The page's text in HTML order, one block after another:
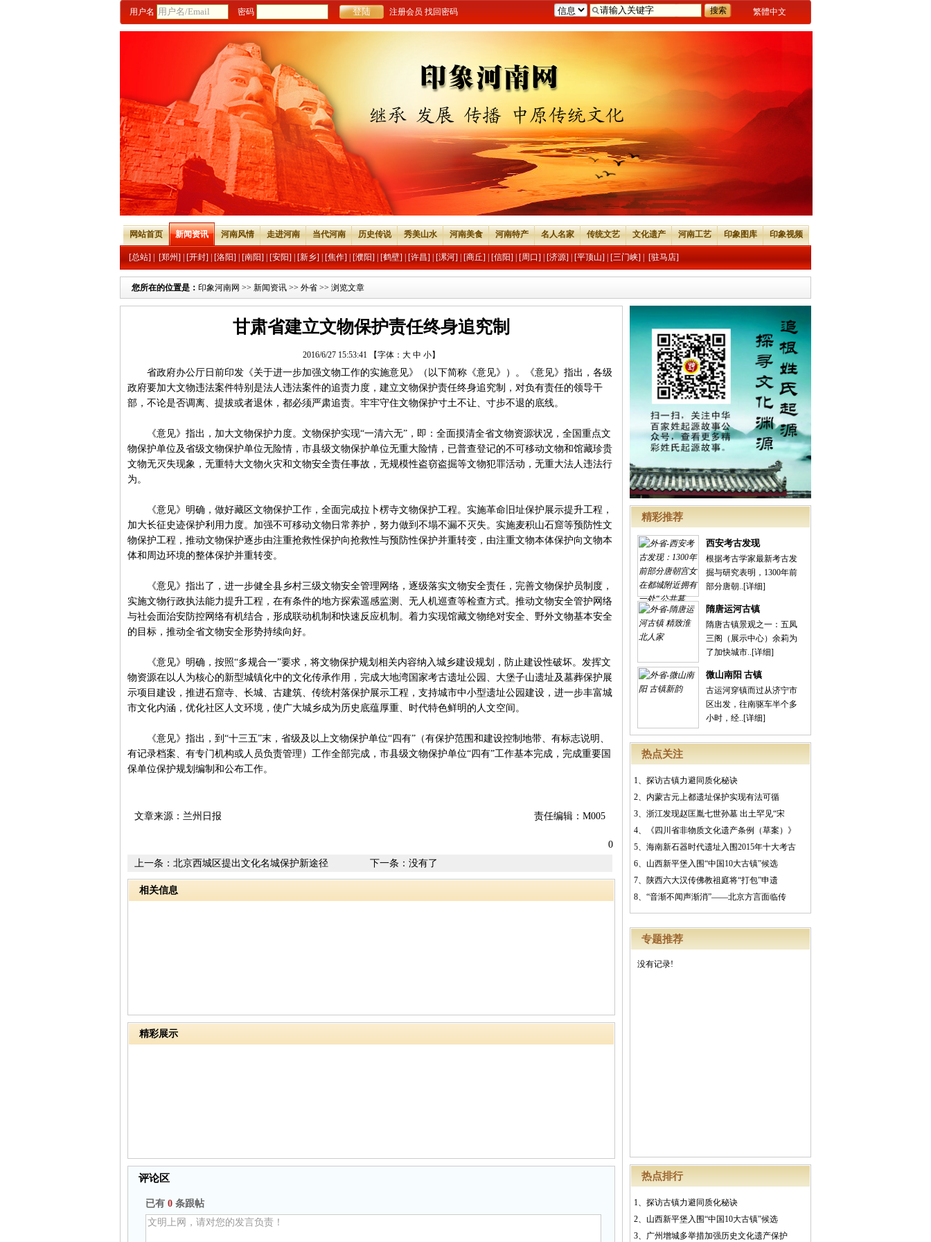
繁體中文
用户名 密码 注册会员 找回密码
网站首页 新闻资讯 河南风情 走进河南 当代河南 历史传说 秀美山水 河南美食 河南特产 名人名家 传统文艺 文化遗产 河南工艺 印象图库 印象视频
[总站] [郑州] [开封] [洛阳] [南阳] [安阳] [新乡] [焦作] [濮阳] [鹤壁] [许昌] [漯河] [商丘] [信阳] [周口] [济源] [平顶山] [三门峡] [驻马店]
您所在的位置是： 印象河南网 >> 新闻资讯 >> 外省 >> 浏览文章
精彩推荐
西安考古发现
根据考古学家最新考古发
掘与研究表明，1300年前
部分唐朝..[详细]
隋唐运河古镇
隋唐古镇景观之一：五凤
三阁（展示中心）余莉为
了加快城市..[详细]
微山南阳 古镇
古运河穿镇而过从济宁市
区出发，往南驱车半个多
小时，经..[详细]
热点关注
1、 探访古镇力避同质化秘诀
2、 内蒙古元上都遗址保护实现有法可循
3、 浙江发现赵匡胤七世孙墓 出土罕见“宋
4、
《四川省非物质文化遗产条例（草案）》
5、 海南新石器时代遗址入围2015年十大考古
6、 山西新平堡入围“中国10大古镇”候选
7、 陕西六大汉传佛教祖庭将“打包”申遗
8、 “音渐不闻声渐消”——北京方言面临传
专题推荐
没有记录!
热点排行
1、 探访古镇力避同质化秘诀
2、 山西新平堡入围“中国10大古镇”候选
3、 广州增城多举措加强历史文化遗产保护
甘肃省建立文物保护责任终身追究制
2016/6/27 15:53:41 【字体： 大 中 小】
省政府办公厅日前印发《关于进一步加强文物工作的实施意见》（以下简称《意见》）。《意见》指出，各级
政府要加大文物违法案件特别是法人违法案件的追责力度，建立文物保护责任终身追究制，对负有责任的领导干
部，不论是否调离、提拔或者退休，都必须严肃追责。牢牢守住文物保护寸土不让、寸步不退的底线。
《意见》指出，加大文物保护力度。文物保护实现“一清六无”，即：全面摸清全省文物资源状况，全国重点文
物保护单位及省级文物保护单位无险情，市县级文物保护单位无重大险情，已普查登记的不可移动文物和馆藏珍贵
文物无灭失现象，无重特大文物火灾和文物安全责任事故，无规模性盗窃盗掘等文物犯罪活动，无重大法人违法行
为。
《意见》明确，做好藏区文物保护工作，全面完成拉卜楞寺文物保护工程。实施革命旧址保护展示提升工程，
加大长征史迹保护利用力度。加强不可移动文物日常养护，努力做到不塌不漏不灭失。实施麦积山石窟等预防性文
物保护工程，推动文物保护逐步由注重抢救性保护向抢救性与预防性保护并重转变，由注重文物本体保护向文物本
体和周边环境的整体保护并重转变。
《意见》指出了，进一步健全县乡村三级文物安全管理网络，逐级落实文物安全责任，完善文物保护员制度，
实施文物行政执法能力提升工程，在有条件的地方探索遥感监测、无人机巡查等检查方式。推动文物安全管护网络
与社会面治安防控网络有机结合，形成联动机制和快速反应机制。着力实现馆藏文物绝对安全、野外文物基本安全
的目标，推动全省文物安全形势持续向好。
《意见》明确，按照“多规合一”要求，将文物保护规划相关内容纳入城乡建设规划，防止建设性破坏。发挥文
物资源在以人为核心的新型城镇化中的文化传承作用，完成大地湾国家考古遗址公园、大堡子山遗址及墓葬保护展
示项目建设，推进石窟寺、长城、古建筑、传统村落保护展示工程，支持城市中小型遗址公园建设，进一步丰富城
市文化内涵，优化社区人文环境，使广大城乡成为历史底蕴厚重、时代特色鲜明的人文空间。
《意见》指出，到“十三五”末，省级及以上文物保护单位“四有”（有保护范围和建设控制地带、有标志说明、
有记录档案、有专门机构或人员负责管理）工作全部完成，市县级文物保护单位“四有”工作基本完成，完成重要国
保单位保护规划编制和公布工作。
责任编辑：M005
文章来源：兰州日报
0
下一条：没有了
上一条： 北京西城区提出文化名城保护新途径
相关信息
精彩展示
评论区
已有 0 条跟帖